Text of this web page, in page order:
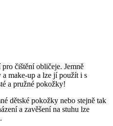
čištění obličeje. Jemně
make-up a lze jí použít i s
a pružné pokožky!
dětské pokožky nebo stejně tak
a zavěšení na stuhu lze